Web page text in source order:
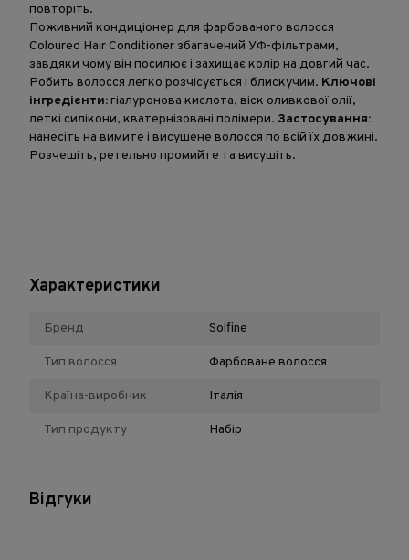
повторіть.
Поживний кондиціонер для фарбованого волосся
Coloured Hair Conditioner збагачений УФ-фільтрами,
завдяки чому він посилює і захищає колір на довгий час.
Робить волосся легко розчісується і блискучим. Ключові
інгредієнти:гіалуронова кислота, віск оливкової олії,
леткі силікони, кватернізовані полімери. Застосування:
нанесіть на вимите і висушене волосся по всій їх довжині.
Розчешіть, ретельно промийте та висушіть.
Характеристики
Бренд Solfine
Тип волосся Фарбоване волосся
Країна-виробник Італія
Тип продукту Набір
Відгуки